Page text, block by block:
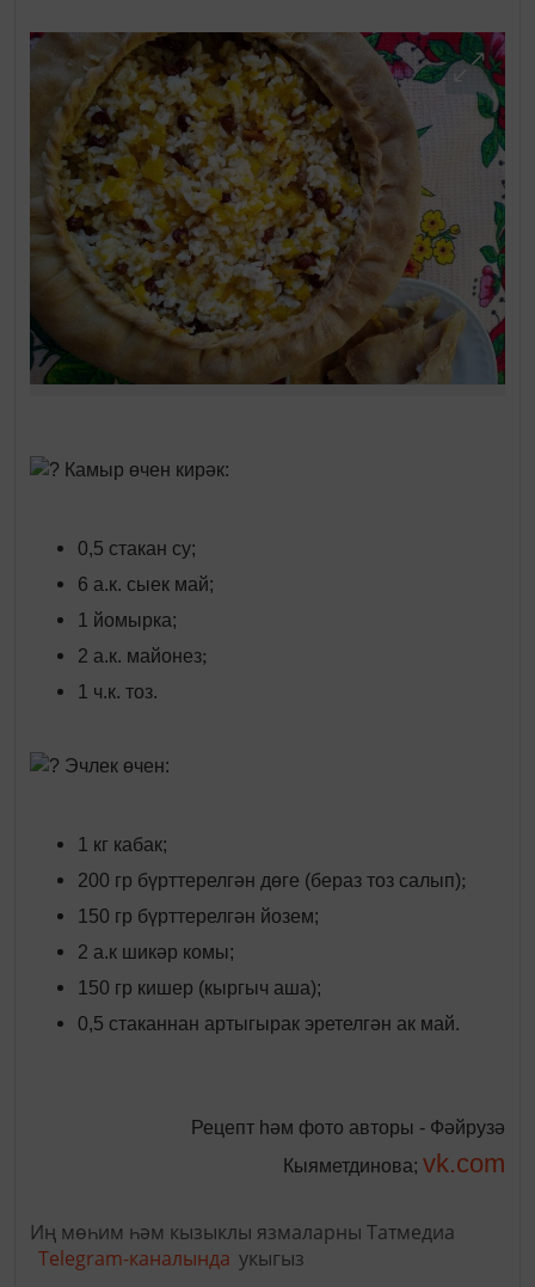
Камыр өчен кирәк:
0,5 стакан су;
6 а.к. сыек май;
1 йомырка;
2 а.к. майонез;
1 ч.к. тоз.
Эчлек өчен:
1 кг кабак;
200 гр бүрттерелгән дөге (бераз тоз салып);
150 гр бүрттерелгән йозем;
2 а.к шикәр комы;
150 гр кишер (кыргыч аша);
0,5 стаканнан артыгырак эретелгән ак май.
Рецепт һәм фото авторы - Фәйрузә
Кыяметдинова; vk.com
Иң мөһим һәм кызыклы язмаларны Татмедиа
Telegram-каналында укыгыз